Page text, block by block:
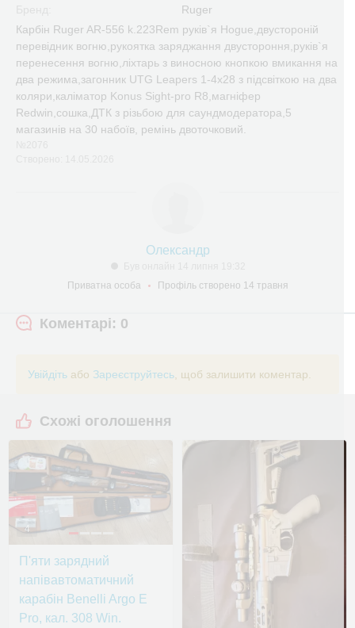
Ruger
Карбін Ruger AR-556 k.223Rem руків`я Hogue,двустороній
перевідник вогню,рукоятка заряджання двустороння,руків`я
перенесення вогню,ліхтарь з виносною кнопкою вмикання на
два режима,загонник UTG Leapers 1-4x28 з підсвіткою на два
коляри,каліматор Konus Sight-pro R8,магніфер
Redwin,сошка,ДТК з різьбою для саундмодератора,5
магазинів на 30 набоїв, ремінь двоточковий.
Олександр
Приватна особа
Профіль створено 14 травня
Коментарі: 0
Увійдіть або Зареєструйтесь , щоб залишити коментар.
Схожі оголошення
4
П'яти зарядний
напівавтоматичний
карабін Benelli Argo E
Pro, кал. 308 Win.